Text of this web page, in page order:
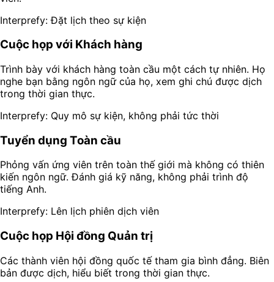
Interprefy: Đặt lịch theo sự kiện
Cuộc họp với Khách hàng
Trình bày với khách hàng toàn cầu một cách tự nhiên. Họ
nghe bạn bằng ngôn ngữ của họ, xem ghi chú được dịch
trong thời gian thực.
Interprefy: Quy mô sự kiện, không phải tức thời
Tuyển dụng Toàn cầu
Phỏng vấn ứng viên trên toàn thế giới mà không có thiên
kiến ngôn ngữ. Đánh giá kỹ năng, không phải trình độ
tiếng Anh.
Interprefy: Lên lịch phiên dịch viên
Cuộc họp Hội đồng Quản trị
Các thành viên hội đồng quốc tế tham gia bình đẳng. Biên
bản được dịch, hiểu biết trong thời gian thực.